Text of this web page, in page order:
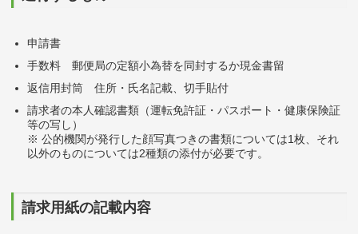
申請書
手数料 郵便局の定額小為替を同封するか現金書留
返信用封筒 住所・氏名記載、切手貼付
請求者の本人確認書類（運転免許証・パスポート・健康保険証
等の写し）
※ 公的機関が発行した顔写真つきの書類については1枚、それ
以外のものについては2種類の添付が必要です。
請求用紙の記載内容